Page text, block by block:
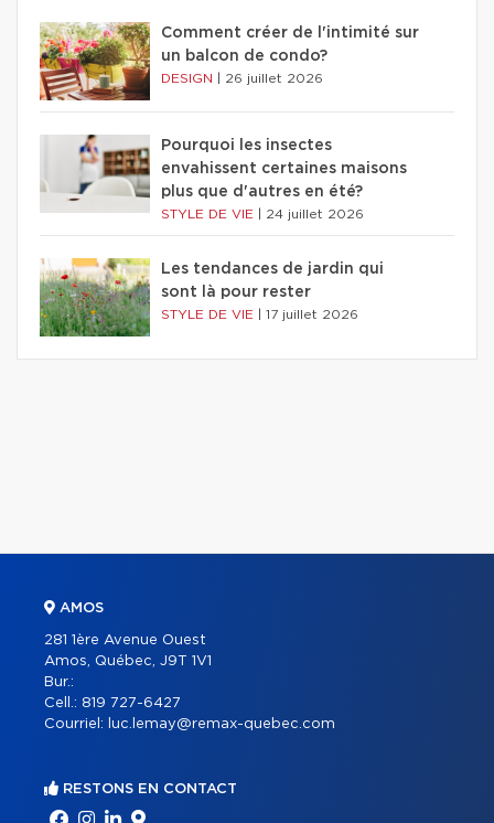
Comment créer de l'intimité sur
un balcon de condo?
DESIGN 26 juillet 2026
Pourquoi les insectes
envahissent certaines maisons
plus que d'autres en été?
STYLE DE VIE 24 juillet 2026
Les tendances de jardin qui
sont là pour rester
STYLE DE VIE 17 juillet 2026
AMOS
281 1ère Avenue Ouest
Amos, Québec, J9T 1V1
Bur.:
Cell.: 819 727-6427
Courriel:
luc.lemay@remax-quebec.com
RESTONS EN CONTACT